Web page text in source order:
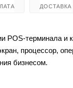
ДОСТАВКА
POS-терминала и
процессор,
бизнесом.